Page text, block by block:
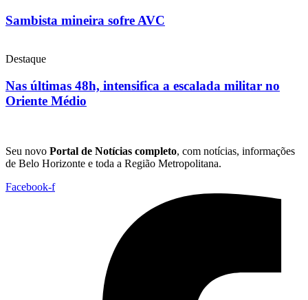
Sambista mineira sofre AVC
Destaque
Nas últimas 48h, intensifica a escalada militar no
Oriente Médio
Seu novo Portal de Notícias completo, com notícias, informações
de Belo Horizonte e toda a Região Metropolitana.
Facebook-f